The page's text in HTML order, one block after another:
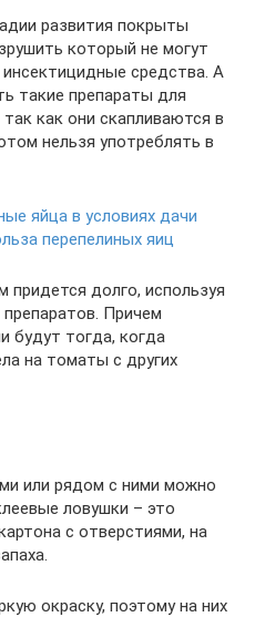
развития покрыты
который не могут
средства. А
такие препараты для
как они скапливаются в
нельзя употреблять в
яйца в условиях дачи
перепелиных яиц
придется долго, используя
Причем
будут тогда, когда
на томаты с других
или рядом с ними можно
ловушки – это
с отверстиями, на
окраску, поэтому на них